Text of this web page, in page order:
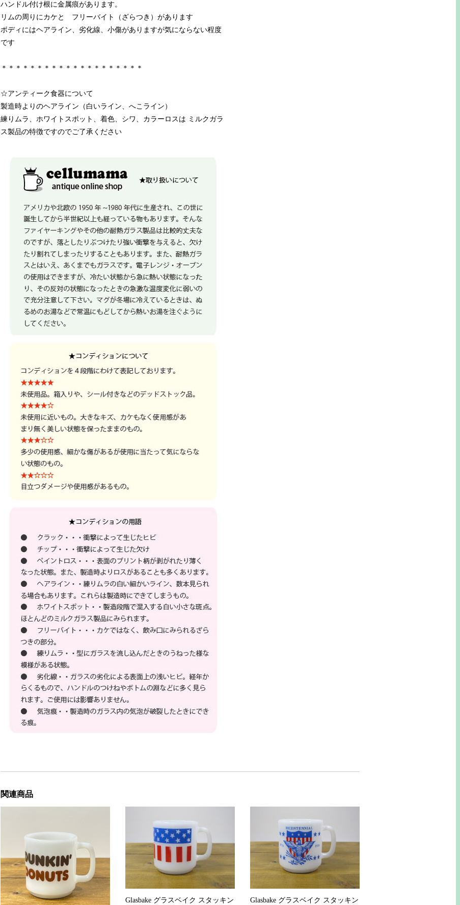
ハンドル付け根に金属痕があります。
リムの周りにカケと フリーバイト（ざらつき）があります
ボディにはヘアライン、劣化線、小傷がありますが気にならない程度
です
＊＊＊＊＊＊＊＊＊＊＊＊＊＊＊＊＊＊＊＊
☆アンティーク食器について
製造時よりのヘアライン（白いライン、へこライン）
練りムラ、ホワイトスポット、着色、シワ、カラーロスは ミルクガラ
ス製品の特徴ですのでご了承ください
関連商品
Glasbake グラスベイク スタッキン Glasbake グラスベイク スタッキン